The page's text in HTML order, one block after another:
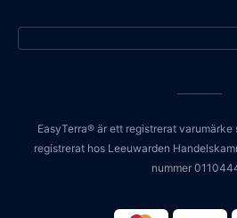
EasyTerra® är ett registrerat varumärke
registrerat hos Leeuwarden
nummer